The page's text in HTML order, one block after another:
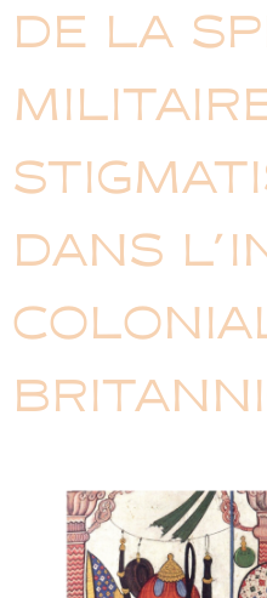
DE LA
DANS